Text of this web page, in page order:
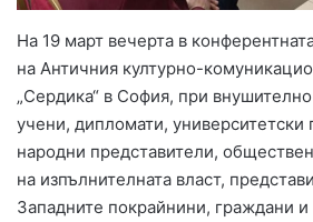
На 19 март вечерта в
на Античния културно-
„Сердика“ в София, при
учени, дипломати, университетски
народни представители,
на изпълнителната власт,
Западните покрайнини, граждани